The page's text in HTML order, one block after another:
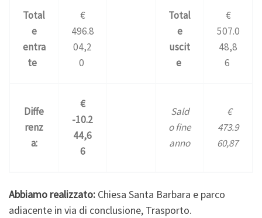
Total
e
entra
te
€
496.8
04,2
0
Total
e
uscit
e
€
507.0
48,8
6
Diffe
renz
a:
€
-10.2
44,6
6
Sald
o fine
anno
€
473.9
60,87
Abbiamo realizzato: Chiesa Santa Barbara e parco
adiacente in via di conclusione, Trasporto.